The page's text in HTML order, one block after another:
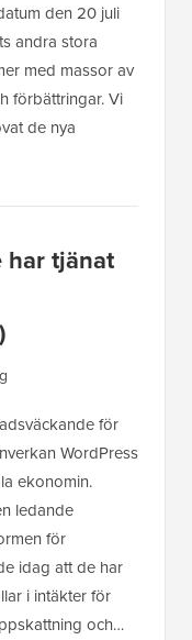
den 20 juli
andra stora
med massor av
förbättringar. Vi
de nya
har tjänat
för
WordPress
ekonomin.
ledande
för
idag att de har
i intäkter för
och…